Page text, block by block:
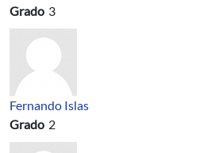
Grado 3
Fernando Islas
Grado 2